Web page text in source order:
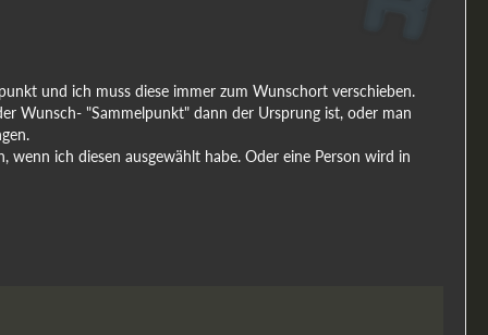
und ich muss diese immer zum Wunschort verschieben.
Wunsch- "Sammelpunkt" dann der Ursprung ist, oder man
wenn ich diesen ausgewählt habe. Oder eine Person wird in